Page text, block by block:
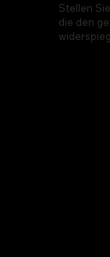
Stellen
die den